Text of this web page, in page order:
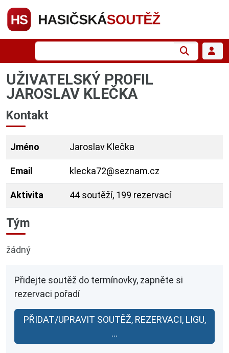
UŽIVATELSKÝ PROFIL
JAROSLAV KLEČKA
Kontakt
Jméno Jaroslav Klečka
Email klecka72@seznam.cz
Aktivita 44 soutěží, 199 rezervací
Tým
žádný
Přidejte soutěž do termínovky, zapněte si
rezervaci pořadí
PŘIDAT/UPRAVIT SOUTĚŽ, REZERVACI, LIGU,
...